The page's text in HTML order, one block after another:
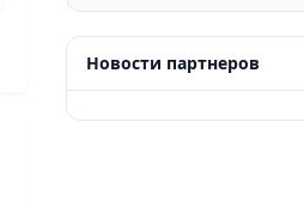
Новости партнеров